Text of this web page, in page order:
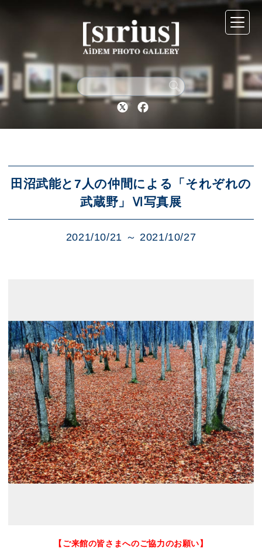
Twitter Facebook
田沼武能と7人の仲間による「それぞれの
武蔵野」Ⅵ写真展
2021/10/21 ～ 2021/10/27
【ご来館の皆さまへのご協力のお願い】
シリウスについて
展示スケジュール
アクセス
ブログ